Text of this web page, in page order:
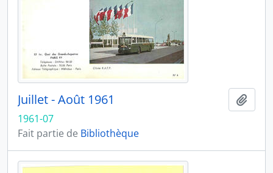
Juillet - Août 1961
1961-07
Fait partie de Bibliothèque